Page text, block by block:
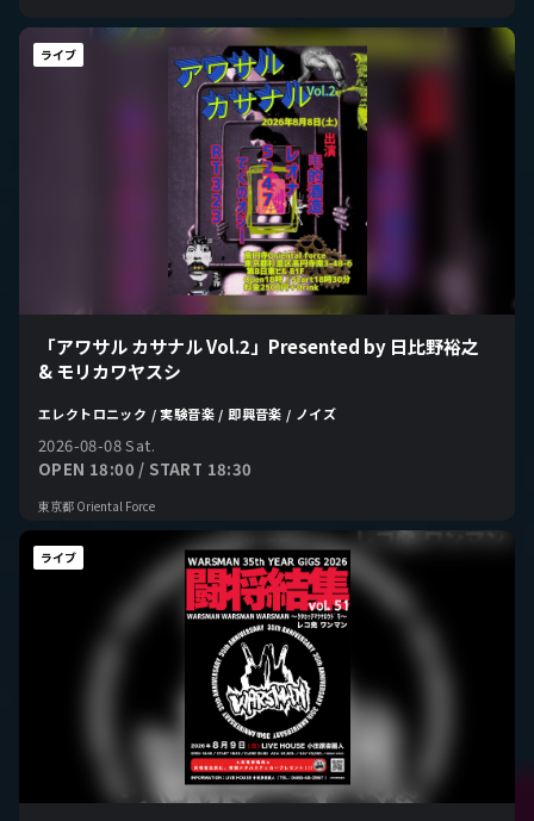
ライブ
「アワサル カサナル Vol.2」Presented by 日比野裕之
& モリカワヤスシ
エレクトロニック / 実験音楽 / 即興音楽 / ノイズ
2026-08-08 Sat.
OPEN 18:00 / START 18:30
東京都 Oriental Force
ライブ